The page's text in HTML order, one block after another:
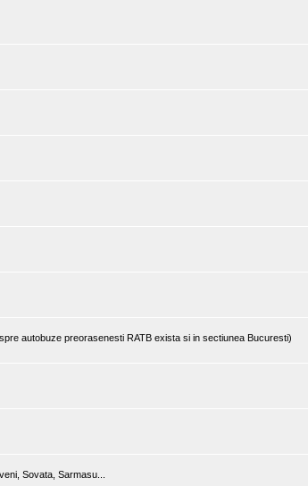
autobuze preorasenesti RATB exista si in sectiunea Bucuresti)
Sovata, Sarmasu...